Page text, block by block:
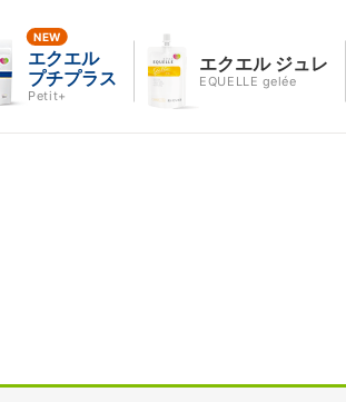
エクエル
プチプラス
Petit+
エクエル ジュレ
EQUELLE gelée